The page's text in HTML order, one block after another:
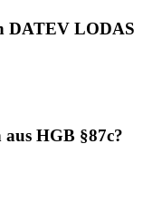
DATEV LODAS
HGB §87c?